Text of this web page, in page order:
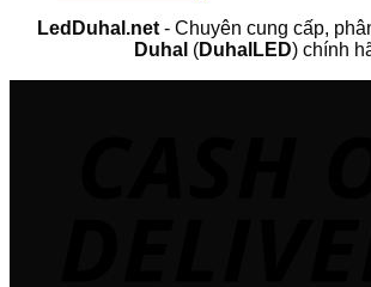
LedDuhal.net- Chuyên cung cấp,
Duhal (DuhalLED) chính